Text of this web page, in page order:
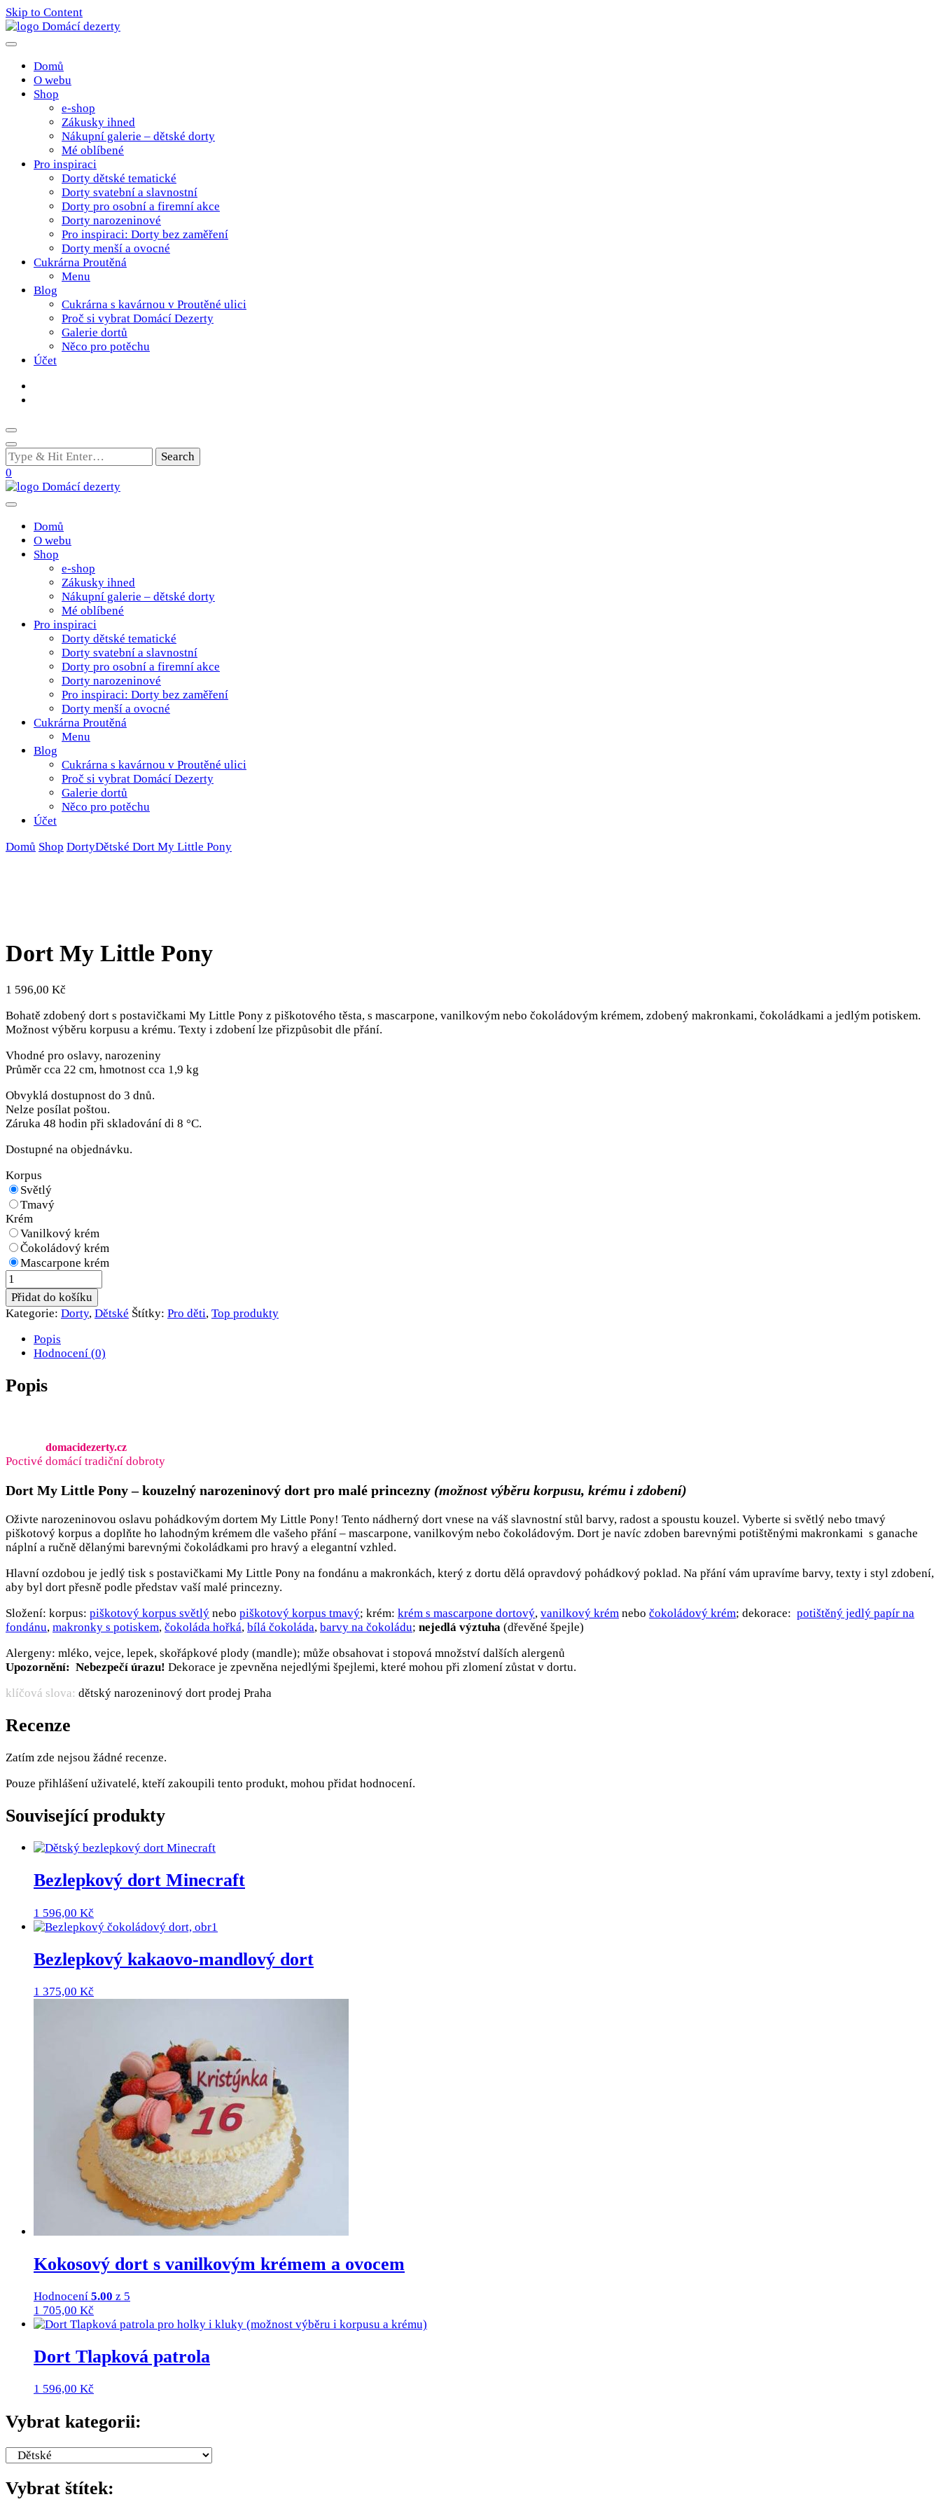
Skip to Content
domacidezerty.cz
Domů
O webu
Shop
e-shop
Zákusky ihned
Nákupní galerie – dětské dorty
Mé oblíbené
Pro inspiraci
Dorty dětské tematické
Dorty svatební a slavnostní
Dorty pro osobní a firemní akce
Dorty narozeninové
Pro inspiraci: Dorty bez zaměření
Dorty menší a ovocné
Cukrárna Proutěná
Menu
Blog
Cukrárna s kavárnou v Proutěné ulici
Proč si vybrat Domácí Dezerty
Galerie dortů
Něco pro potěchu
Účet
Looking
for
Something?
0
domacidezerty.cz
Domů
O webu
Shop
e-shop
Zákusky ihned
Nákupní galerie – dětské dorty
Mé oblíbené
Pro inspiraci
Dorty dětské tematické
Dorty svatební a slavnostní
Dorty pro osobní a firemní akce
Dorty narozeninové
Pro inspiraci: Dorty bez zaměření
Dorty menší a ovocné
Cukrárna Proutěná
Menu
Blog
Cukrárna s kavárnou v Proutěné ulici
Proč si vybrat Domácí Dezerty
Galerie dortů
Něco pro potěchu
Účet
Domů Shop DortyDětské Dort My Little Pony
Dort My Little Pony
1 596,00 Kč
Bohatě zdobený dort s postavičkami My Little Pony z piškotového těsta, s mascarpone, vanilkovým nebo čokoládovým krémem, zdobený makronkami, čokoládkami a jedlým potiskem.
Možnost výběru korpusu a krému. Texty i zdobení lze přizpůsobit dle přání.
Vhodné pro oslavy, narozeniny
Průměr cca 22 cm, hmotnost cca 1,9 kg
Obvyklá dostupnost do 3 dnů.
Nelze posílat poštou.
Záruka 48 hodin při skladování di 8 °C.
Dostupné na objednávku.
Korpus
Světlý
Tmavý
Krém
Vanilkový krém
Čokoládový krém
Mascarpone krém
Dort
My
Little
Pony
Přidat do košíku
Kategorie: Dorty, Dětské Štítky: Pro děti, Top produkty
Popis
Hodnocení (0)
Popis
domacidezerty.cz
Poctivé domácí tradiční dobroty
Dort My Little Pony – kouzelný narozeninový dort pro malé princezny (možnost výběru korpusu, krému i zdobení)
Oživte narozeninovou oslavu pohádkovým dortem My Little Pony! Tento nádherný dort vnese na váš slavnostní stůl barvy, radost a spoustu kouzel. Vyberte si světlý nebo tmavý
piškotový korpus a doplňte ho lahodným krémem dle vašeho přání – mascarpone, vanilkovým nebo čokoládovým. Dort je navíc zdoben barevnými potištěnými makronkami s ganache
náplní a ručně dělanými barevnými čokoládkami pro hravý a elegantní vzhled.
Hlavní ozdobou je jedlý tisk s postavičkami My Little Pony na fondánu a makronkách, který z dortu dělá opravdový pohádkový poklad. Na přání vám upravíme barvy, texty i styl zdobení,
aby byl dort přesně podle představ vaší malé princezny.
Složení: korpus: piškotový korpus světlý nebo piškotový korpus tmavý; krém: krém s mascarpone dortový, vanilkový krém nebo čokoládový krém; dekorace: potištěný jedlý papír na
fondánu, makronky s potiskem, čokoláda hořká, bílá čokoláda, barvy na čokoládu; nejedlá výztuha (dřevěné špejle)
Alergeny: mléko, vejce, lepek, skořápkové plody (mandle); může obsahovat i stopová množství dalších alergenů
Upozornění: Nebezpečí úrazu! Dekorace je zpevněna nejedlými špejlemi, které mohou při zlomení zůstat v dortu.
klíčová slova: dětský narozeninový dort prodej Praha
Recenze
Zatím zde nejsou žádné recenze.
Pouze přihlášení uživatelé, kteří zakoupili tento produkt, mohou přidat hodnocení.
Související produkty
Bezlepkový dort Minecraft
1 596,00 Kč
Bezlepkový kakaovo-mandlový dort
1 375,00 Kč
Kokosový dort s vanilkovým krémem a ovocem
Hodnocení 5.00 z 5
1 705,00 Kč
Dort Tlapková patrola
1 596,00 Kč
Vybrat kategorii:
Vybrat štítek: